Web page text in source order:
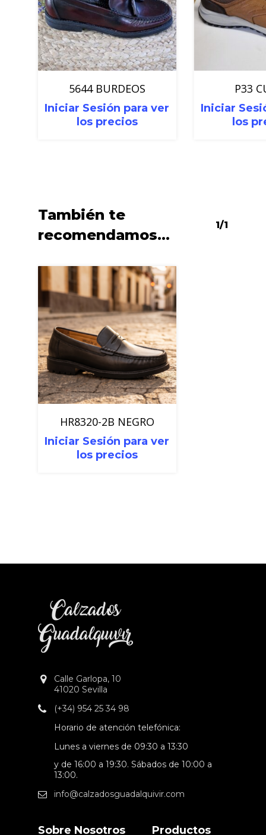
5644 BURDEOS
Iniciar Sesión para ver
los precios
P33
Iniciar
los
También te
recomendamos…
1/1
HR8320-2B NEGRO
Iniciar Sesión para ver
los precios
Calle Garlopa, 10
41020 Sevilla
(+34) 954 25 34 98
Horario de atención telefónica:
Lunes a viernes de 09:30 a 13:30
y de 16:00 a 19:30. Sábados de 10:00 a
13:00.
info@calzadosguadalquivir.com
Sobre Nosotros Productos